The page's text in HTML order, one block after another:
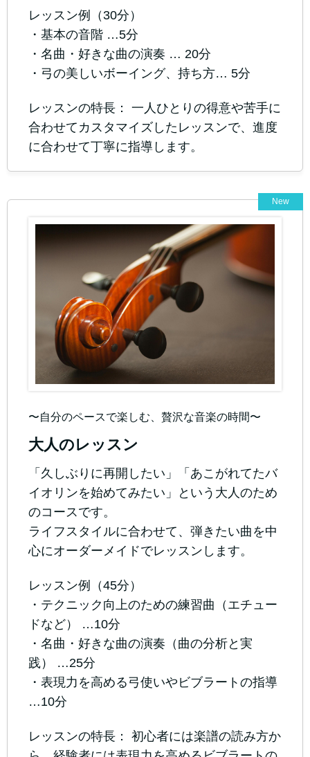
レッスン例（30分）
・基本の音階 …5分
・名曲・好きな曲の演奏 … 20分
・弓の美しいボーイング、持ち方… 5分
レッスンの特長： 一人ひとりの得意や苦手に
合わせてカスタマイズしたレッスンで、進度
に合わせて丁寧に指導します。
New
〜自分のペースで楽しむ、贅沢な音楽の時間〜
大人のレッスン
「久しぶりに再開したい」「あこがれてたバ
イオリンを始めてみたい」という大人のため
のコースです。
ライフスタイルに合わせて、弾きたい曲を中
心にオーダーメイドでレッスンします。
レッスン例（45分）
・テクニック向上のための練習曲（エチュー
ドなど） …10分
・名曲・好きな曲の演奏（曲の分析と実
践） …25分
・表現力を高める弓使いやビブラートの指導
…10分
レッスンの特長： 初心者には楽譜の読み方か